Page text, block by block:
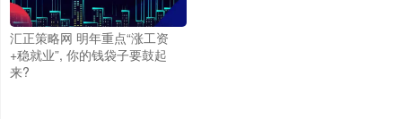
汇正策略网 明年重点“涨工资
+稳就业”, 你的钱袋子要鼓起
来?